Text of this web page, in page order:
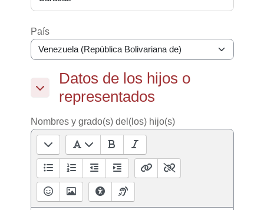
País
Datos de los hijos o representados
Datos de los hijos o representados
Datos de los hijos o
representados
Nombres y grado(s) del(los) hijo(s)
Editor de texto enriquecido